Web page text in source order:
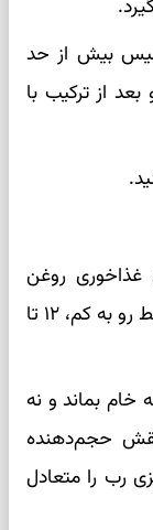
بیش از حد
از ترکیب با
نازک خرد کنید. ۲ قاشق غذاخوری روغن
داخل تابه بریزید و پیاز را روی حرارت متوسط رو به کم، ۱۲ تا
خام بماند و نه
حجم‌دهنده
رب را متعادل